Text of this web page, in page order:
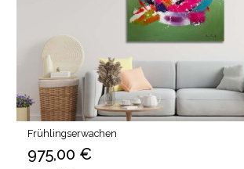
Frühlingserwachen
975,00 €